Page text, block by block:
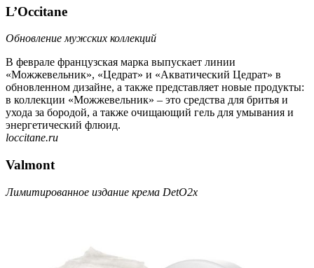
L’Occitane
Обновление мужских коллекций
В феврале французская марка выпускает линии
«Можжевельник», «Цедрат» и «Акватический Цедрат» в
обновленном дизайне, а также представляет новые продукты:
в коллекции «Можжевельник» – это средства для бритья и
ухода за бородой, а также очищающий гель для умывания и
энергетический флюид.
loccitane.ru
Valmont
Лимитированное издание крема DetO2x